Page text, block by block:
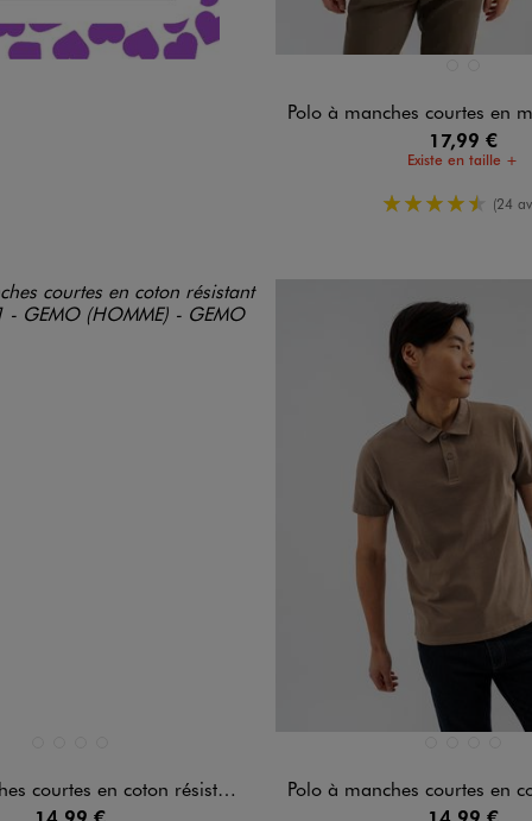
Polo à manches courtes en
17,99 €
Existe en taille +
4.5/5 de(24
en coton résistant homme
Polo à manches courtes en coton